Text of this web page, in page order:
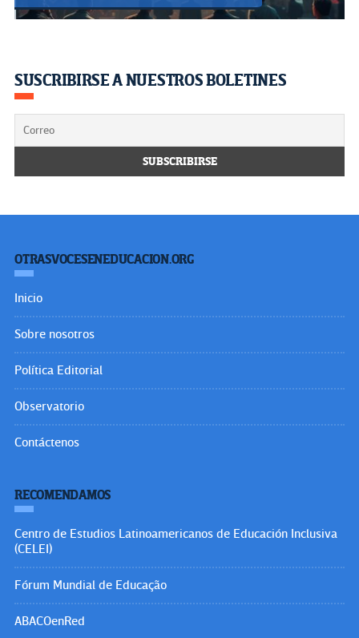
SUSCRIBIRSE A NUESTROS BOLETINES
OTRASVOCESENEDUCACION.ORG
Inicio
Sobre nosotros
Política Editorial
Observatorio
Contáctenos
RECOMENDAMOS
Centro de Estudios Latinoamericanos de Educación Inclusiva
(CELEI)
Fórum Mundial de Educação
ABACOenRed